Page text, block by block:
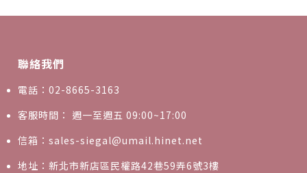
聯絡我們
電話：02-8665-3163
客服時間： 週一至週五 09:00~17:00
信箱：sales-siegal@umail.hinet.net
地址：新北市新店區民權路42巷59弄6號3樓